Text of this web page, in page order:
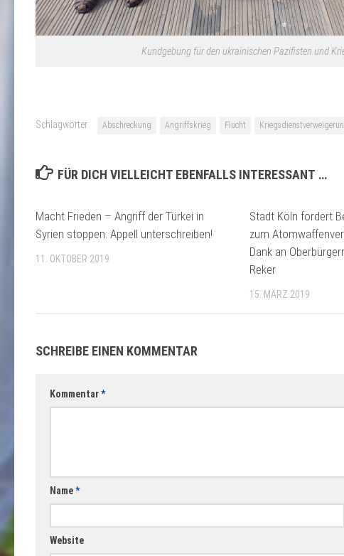
Kundgebung für den ukrainischen Pazifisten und
Schlagwörter: Abschreckung Angriffskrieg Flucht
FÜR DICH VIELLEICHT EBENFALLS INTERESSANT …
Macht Frieden – Angriff der Türkei in
Syrien stoppen: Appell unterschreiben!
11. OKTOBER 2019
Stadt Köln fordert
zum
Dank an
Reker
15. MÄRZ 2019
SCHREIBE EINEN KOMMENTAR
Kommentar*
Name*
Website